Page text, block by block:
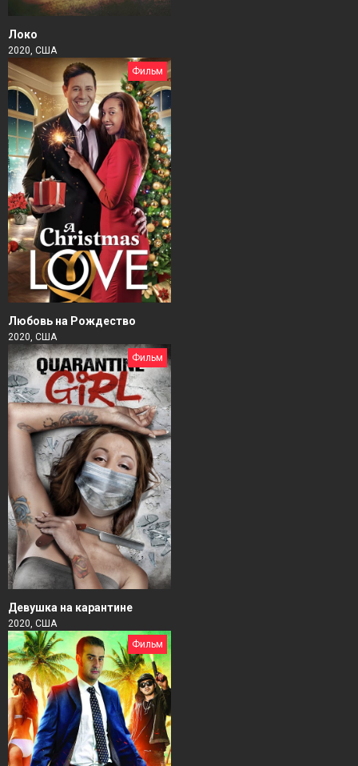
Локо
2020, США
Фильм
Любовь на Рождество
2020, США
Фильм
Девушка на карантине
2020, США
Фильм